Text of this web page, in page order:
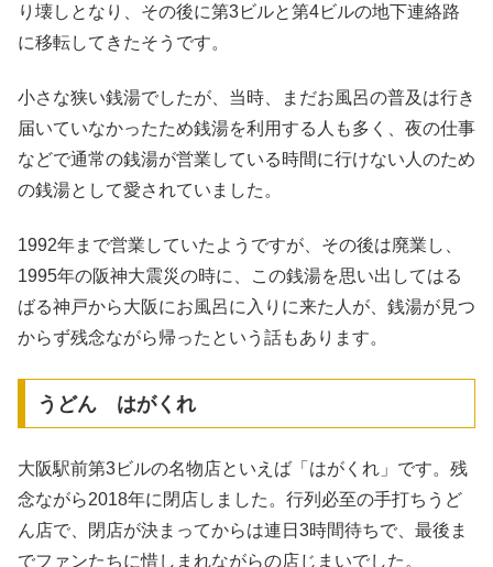
り壊しとなり、その後に第3ビルと第4ビルの地下連絡路
に移転してきたそうです。
小さな狭い銭湯でしたが、当時、まだお風呂の普及は行き
届いていなかったため銭湯を利用する人も多く、夜の仕事
などで通常の銭湯が営業している時間に行けない人のため
の銭湯として愛されていました。
1992年まで営業していたようですが、その後は廃業し、
1995年の阪神大震災の時に、この銭湯を思い出してはる
ばる神戸から大阪にお風呂に入りに来た人が、銭湯が見つ
からず残念ながら帰ったという話もあります。
うどん はがくれ
大阪駅前第3ビルの名物店といえば「はがくれ」です。残
念ながら2018年に閉店しました。行列必至の手打ちうど
ん店で、閉店が決まってからは連日3時間待ちで、最後ま
でファンたちに惜しまれながらの店じまいでした。